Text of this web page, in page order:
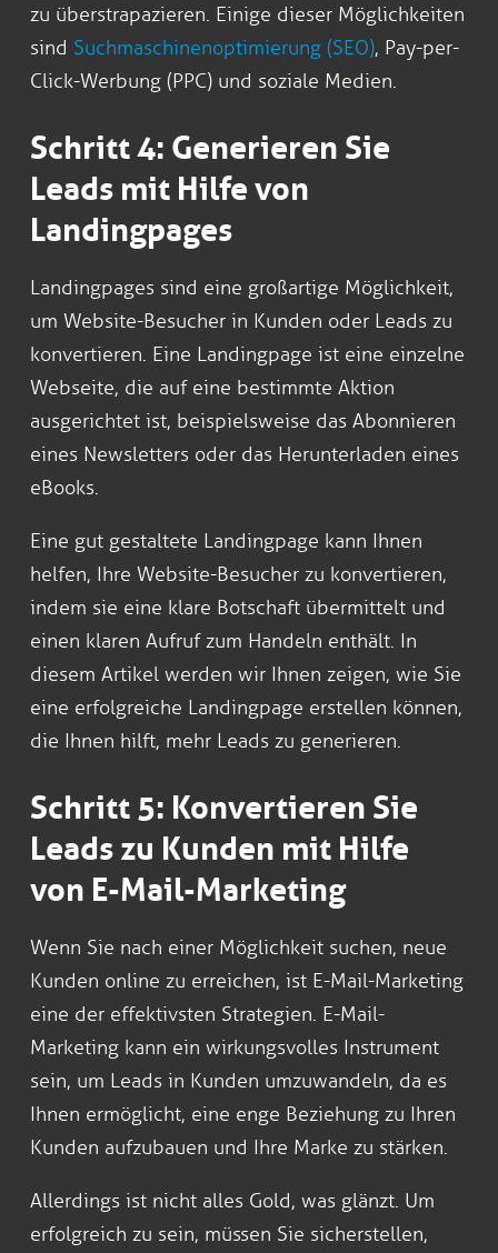
zu überstrapazieren. Einige dieser Möglichkeiten
sind Suchmaschinenoptimierung (SEO), Pay-per-
Click-Werbung (PPC) und soziale Medien.
Schritt 4: Generieren Sie
Leads mit Hilfe von
Landingpages
Landingpages sind eine großartige Möglichkeit,
um Website-Besucher in Kunden oder Leads zu
konvertieren. Eine Landingpage ist eine einzelne
Webseite, die auf eine bestimmte Aktion
ausgerichtet ist, beispielsweise das Abonnieren
eines Newsletters oder das Herunterladen eines
eBooks.
Eine gut gestaltete Landingpage kann Ihnen
helfen, Ihre Website-Besucher zu konvertieren,
indem sie eine klare Botschaft übermittelt und
einen klaren Aufruf zum Handeln enthält. In
diesem Artikel werden wir Ihnen zeigen, wie Sie
eine erfolgreiche Landingpage erstellen können,
die Ihnen hilft, mehr Leads zu generieren.
Schritt 5: Konvertieren Sie
Leads zu Kunden mit Hilfe
von E-Mail-Marketing
Wenn Sie nach einer Möglichkeit suchen, neue
Kunden online zu erreichen, ist E-Mail-Marketing
eine der effektivsten Strategien. E-Mail-
Marketing kann ein wirkungsvolles Instrument
sein, um Leads in Kunden umzuwandeln, da es
Ihnen ermöglicht, eine enge Beziehung zu Ihren
Kunden aufzubauen und Ihre Marke zu stärken.
Allerdings ist nicht alles Gold, was glänzt. Um
erfolgreich zu sein, müssen Sie sicherstellen,